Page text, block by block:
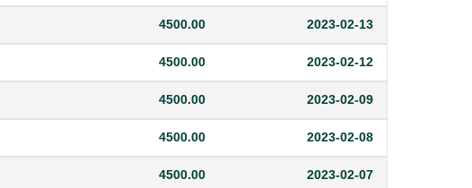
2023-02-13
4500.00
2023-02-12
4500.00
2023-02-09
4500.00
2023-02-08
4500.00
2023-02-07
4500.00